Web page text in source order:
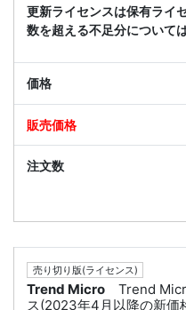
更新ライセンスは保有ライ
数を超える不足分について
売り切り版(ライセンス)
Trend Micro
Trend
ス(2023年4月以降の新価